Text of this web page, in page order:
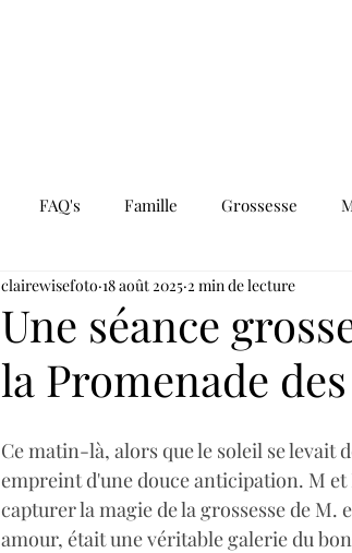
FAQ's Famille Grossesse
Une séance
la Promenade
clairewisefoto 18 août 2025 2 min de lecture
Ce matin-là, alors que le soleil se levait
empreint d'une douce anticipation. M
capturer la magie de la grossesse de
amour, était une véritable galerie du